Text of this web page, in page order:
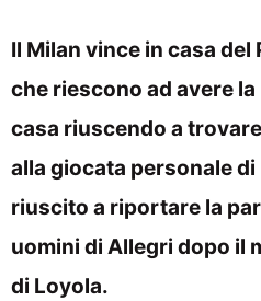
Il Milan vince in casa
che riescono ad avere
casa riuscendo a
alla giocata personale
riuscito a riportare la
uomini di Allegri dopo il
di Loyola.